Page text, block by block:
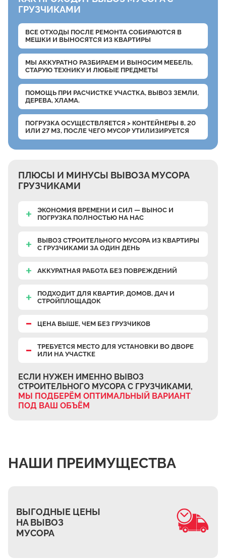
ГРУЗЧИКАМИ
ВСЕ ОТХОДЫ ПОСЛЕ РЕМОНТА СОБИРАЮТСЯ В
МЕШКИ И ВЫНОСЯТСЯ ИЗ КВАРТИРЫ
МЫ АККУРАТНО РАЗБИРАЕМ И ВЫНОСИМ МЕБЕЛЬ,
СТАРУЮ ТЕХНИКУ И ЛЮБЫЕ ПРЕДМЕТЫ
ПОМОЩЬ ПРИ РАСЧИСТКЕ УЧАСТКА, ВЫВОЗ ЗЕМЛИ,
ДЕРЕВА, ХЛАМА.
ПОГРУЗКА ОСУЩЕСТВЛЯЕТСЯ > КОНТЕЙНЕРЫ 8, 20
ИЛИ 27 М3, ПОСЛЕ ЧЕГО МУСОР УТИЛИЗИРУЕТСЯ
ПЛЮСЫ И МИНУСЫ ВЫВОЗА МУСОРА
ГРУЗЧИКАМИ
ЭКОНОМИЯ ВРЕМЕНИ И СИЛ — ВЫНОС И
ПОГРУЗКА ПОЛНОСТЬЮ НА НАС
ВЫВОЗ СТРОИТЕЛЬНОГО МУСОРА ИЗ КВАРТИРЫ
С ГРУЗЧИКАМИ ЗА ОДИН ДЕНЬ
АККУРАТНАЯ РАБОТА БЕЗ ПОВРЕЖДЕНИЙ
ПОДХОДИТ ДЛЯ КВАРТИР, ДОМОВ, ДАЧ И
СТРОЙПЛОЩАДОК
ЦЕНА ВЫШЕ, ЧЕМ БЕЗ ГРУЗЧИКОВ
ТРЕБУЕТСЯ МЕСТО ДЛЯ УСТАНОВКИ ВО ДВОРЕ
ИЛИ НА УЧАСТКЕ
ЕСЛИ НУЖЕН ИМЕННО ВЫВОЗ
СТРОИТЕЛЬНОГО МУСОРА С ГРУЗЧИКАМИ,
МЫ ПОДБЕРЁМ ОПТИМАЛЬНЫЙ ВАРИАНТ
ПОД ВАШ ОБЪЁМ
НАШИ ПРЕИМУЩЕСТВА
ВЫГОДНЫЕ ЦЕНЫ
НА ВЫВОЗ
МУСОРА